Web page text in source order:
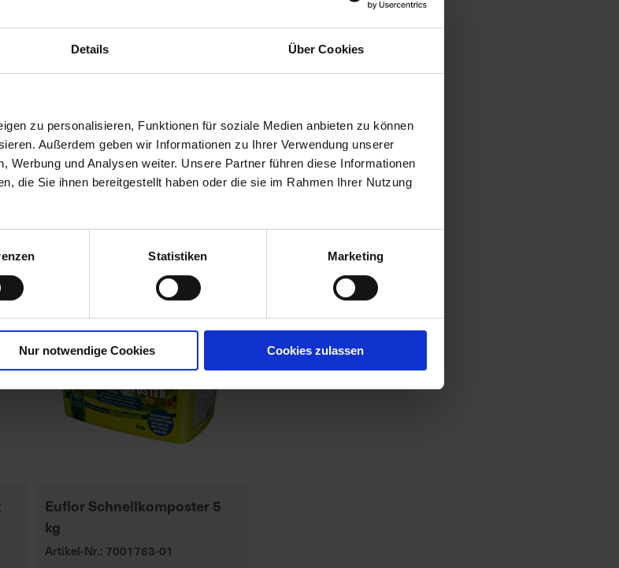
Details Über Cookies
zu personalisieren, Funktionen für soziale Medien anbieten zu können
Außerdem geben wir Informationen zu Ihrer Verwendung unserer
Werbung und Analysen weiter. Unsere Partner führen diese Informationen
die Sie ihnen bereitgestellt haben oder die sie im Rahmen Ihrer Nutzung
Statistiken Marketing
Nur notwendige Cookies Cookies zulassen
Euflor Schnellkomposter 5
kg
Artikel-Nr.: 7001763-01